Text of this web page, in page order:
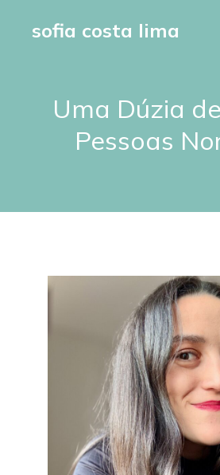
sofia costa lima
Uma Dúzia
Pessoas